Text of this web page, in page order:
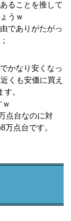
ることを推して
うｗ
でありがたがっ
かなり安くなっ
くも安価に買え
。
点台なのに対
万点台です。